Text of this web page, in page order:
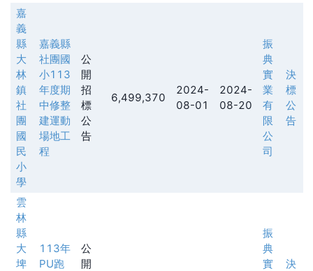
嘉
義
縣
大
林
鎮
社
團
國
民
小
學
嘉義縣
社團國
小113
年度期
中修整
建運動
場地工
程
公
開
招
標
公
告
6,499,370
2024-
08-01
2024-
08-20
振
典
實
業
有
限
公
司
決
標
公
告
雲
林
縣
大
埤
113年
PU跑
公
開
振
典
實
決